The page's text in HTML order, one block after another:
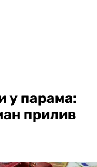
у парама:
прилив